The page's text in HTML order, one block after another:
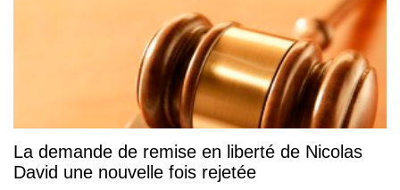
La demande de remise en liberté de Nicolas
David une nouvelle fois rejetée